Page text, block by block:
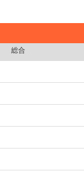
総合